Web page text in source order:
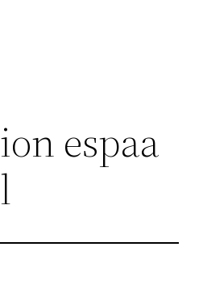
espaa